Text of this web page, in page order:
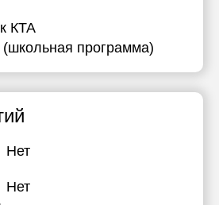
КТА
программа)
Нет
Нет